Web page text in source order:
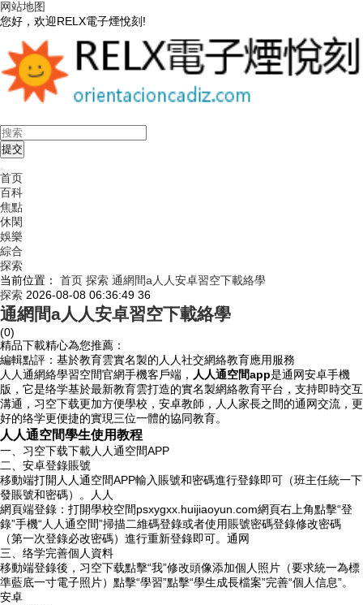
网站地图
您好，欢迎RELX電子煙悅刻!
首页
百科
焦點
休閑
娛樂
綜合
探索
当前位置：
首页 探索 通網間a人人安卓習空下載絡學
探索 2026-08-08 06:36:49 36
通網間a人人安卓習空下載絡學
(0)
精品下載精心為您推薦：
編輯點評：基於教育雲實名製的人人社交網絡教育應用服務
人人通網絡學習空間官網手機客戶端， 人人通空間app是通网安卓手機
版，它是络学基於最新教育雲打造的實名製網絡教育平台，支持即時交互
溝通，习空下载更加方便學校，安卓教師，人人家長之間的通网交流，更
好的络学更便捷的實現三位一體的協同教育。
人人通空間學生使用教程
一、习空下载下載人人通空間APP
二、安卓登錄賬號
移動端打開人人通空間APP輸入賬號和密碼進行登錄即可（班主任統一下
發賬號和密碼）。人人
網頁端登錄：打開學校空間psxygxx.huijiaoyun.com網頁右上角點擊“登
錄”手機“人人通空間”掃描二維碼登錄或者使用賬號密碼登錄修改密碼
（第一次登錄必改密碼）進行重新登錄即可。通网
三、络学完善個人資料
移動端登錄後，习空下载點擊“我”修改頭像添加個人照片（要求統一為標
準藍底一寸電子照片）點擊“學習”點擊“學生成長檔案”完善“個人信息”。
安卓